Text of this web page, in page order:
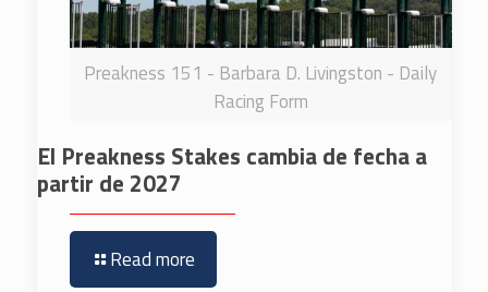
Preakness 151 - Barbara D. Livingston - Daily
Racing Form
El Preakness Stakes cambia de fecha a
partir de 2027
Read more